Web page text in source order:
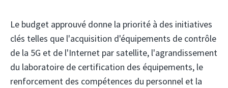
Le budget approuvé donne la priorité à des initiatives
clés telles que l'acquisition d'équipements de contrôle
de la 5G et de l'Internet par satellite, l'agrandissement
du laboratoire de certification des équipements, le
renforcement des compétences du personnel et la